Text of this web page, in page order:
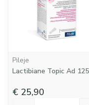
Pileje
Lactibiane Topic Ad
€ 25,90